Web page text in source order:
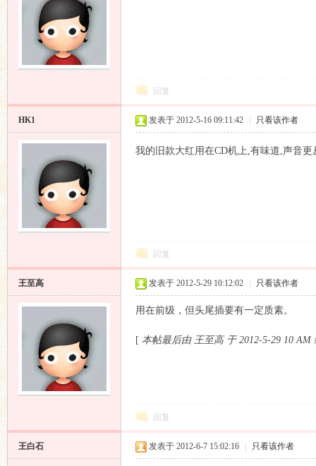
坛
回复
HK1 发表于 2012-5-16 09:11:42 只看该作者
我的旧款大红用在CD机上,有味道,声音更
回复
王至高 发表于 2012-5-29 10:12:02 只看该作者
用在前级，但头尾插要有一定质素。
[ 本帖最后由 王至高 于 2012-5-29 10AM
回复
王白石 发表于 2012-6-7 15:02:16 只看该作者